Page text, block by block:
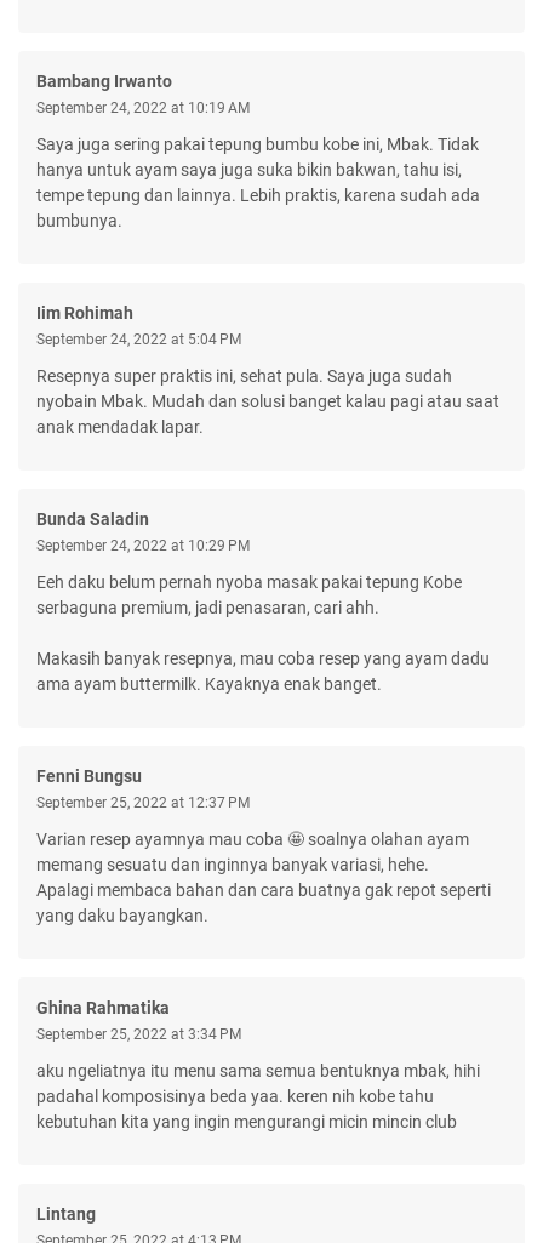
Bambang Irwanto
September 24, 2022 at 10:19 AM
Saya juga sering pakai tepung bumbu kobe ini, Mbak. Tidak
hanya untuk ayam saya juga suka bikin bakwan, tahu isi,
tempe tepung dan lainnya. Lebih praktis, karena sudah ada
bumbunya.
Iim Rohimah
September 24, 2022 at 5:04 PM
Resepnya super praktis ini, sehat pula. Saya juga sudah
nyobain Mbak. Mudah dan solusi banget kalau pagi atau saat
anak mendadak lapar.
Bunda Saladin
September 24, 2022 at 10:29 PM
Eeh daku belum pernah nyoba masak pakai tepung Kobe
serbaguna premium, jadi penasaran, cari ahh.
Makasih banyak resepnya, mau coba resep yang ayam dadu
ama ayam buttermilk. Kayaknya enak banget.
Fenni Bungsu
September 25, 2022 at 12:37 PM
Varian resep ayamnya mau coba 🤩 soalnya olahan ayam
memang sesuatu dan inginnya banyak variasi, hehe.
Apalagi membaca bahan dan cara buatnya gak repot seperti
yang daku bayangkan.
Ghina Rahmatika
September 25, 2022 at 3:34 PM
aku ngeliatnya itu menu sama semua bentuknya mbak, hihi
padahal komposisinya beda yaa. keren nih kobe tahu
kebutuhan kita yang ingin mengurangi micin mincin club
Lintang